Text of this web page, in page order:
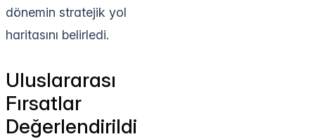
dönemin stratejik yol
haritasını belirledi.
Uluslararası
Fırsatlar
Değerlendirildi